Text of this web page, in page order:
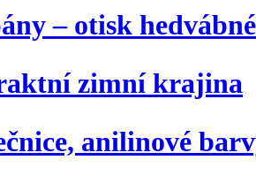
– otisk
zimní krajina
anilinové